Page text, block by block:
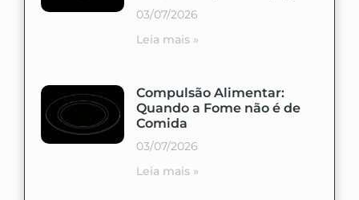
03/07/2026
Leia mais »
Compulsão Alimentar:
Quando a Fome não é de
Comida
03/07/2026
Leia mais »